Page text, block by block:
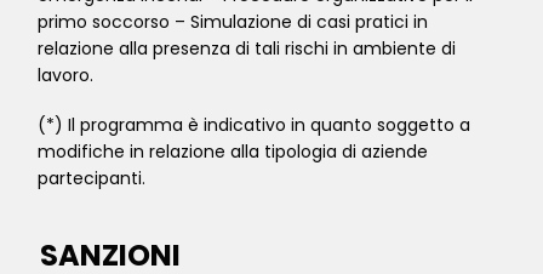
primo soccorso – Simulazione di casi pratici in
relazione alla presenza di tali rischi in ambiente di
lavoro.
(*) Il programma è indicativo in quanto soggetto a
modifiche in relazione alla tipologia di aziende
partecipanti.
SANZIONI